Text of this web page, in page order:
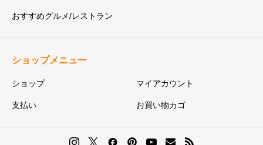
おすすめグルメ/レストラン
ショップメニュー
ショップ マイアカウント
支払い お買い物カゴ